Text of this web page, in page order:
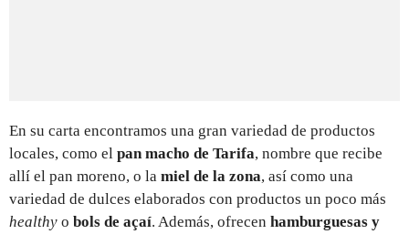
En su carta encontramos una gran variedad de productos
locales, como el pan macho de Tarifa, nombre que recibe
allí el pan moreno, o la miel de la zona, así como una
variedad de dulces elaborados con productos un poco más
healthy o bols de açaí. Además, ofrecen hamburguesas y